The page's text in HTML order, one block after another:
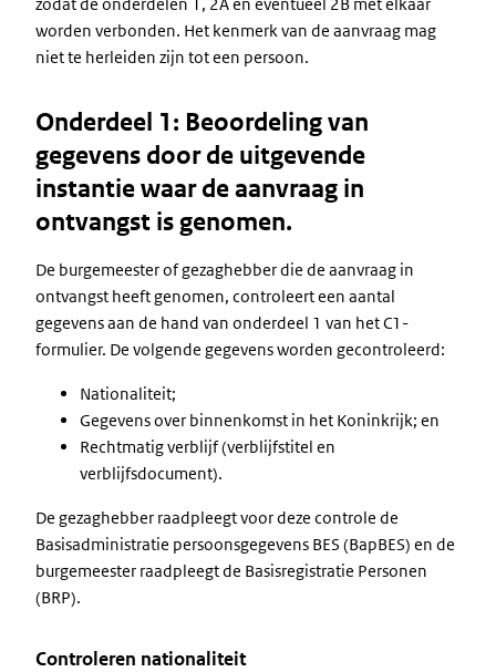
worden verbonden. Het kenmerk van de aanvraag mag
niet te herleiden zijn tot een persoon.
Onderdeel 1: Beoordeling van
gegevens door de uitgevende
instantie waar de aanvraag in
ontvangst is genomen.
De burgemeester of gezaghebber die de aanvraag in
ontvangst heeft genomen, controleert een aantal
gegevens aan de hand van onderdeel 1 van het C1-
formulier. De volgende gegevens worden gecontroleerd:
Nationaliteit;
Gegevens over binnenkomst in het Koninkrijk; en
Rechtmatig verblijf (verblijfstitel en
verblijfsdocument).
De gezaghebber raadpleegt voor deze controle de
Basisadministratie persoonsgegevens BES (BapBES) en de
burgemeester raadpleegt de Basisregistratie Personen
(BRP).
Controleren nationaliteit